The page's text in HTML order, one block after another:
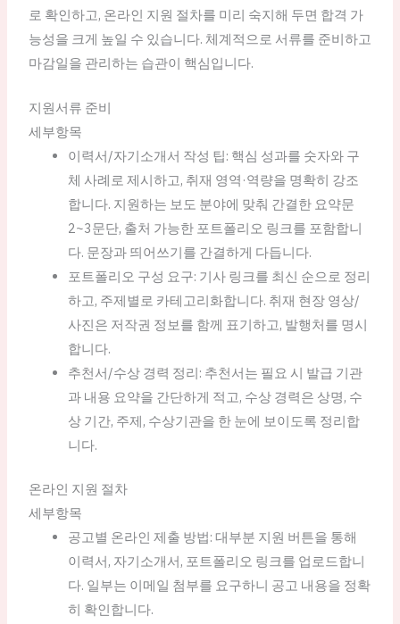
로 확인하고, 온라인 지원 절차를 미리 숙지해 두면 합격 가
능성을 크게 높일 수 있습니다. 체계적으로 서류를 준비하고
마감일을 관리하는 습관이 핵심입니다.
지원서류 준비
세부항목
이력서/자기소개서 작성 팁: 핵심 성과를 숫자와 구
체 사례로 제시하고, 취재 영역·역량을 명확히 강조
합니다. 지원하는 보도 분야에 맞춰 간결한 요약문
2~3문단, 출처 가능한 포트폴리오 링크를 포함합니
다. 문장과 띄어쓰기를 간결하게 다듭니다.
포트폴리오 구성 요구: 기사 링크를 최신 순으로 정리
하고, 주제별로 카테고리화합니다. 취재 현장 영상/
사진은 저작권 정보를 함께 표기하고, 발행처를 명시
합니다.
추천서/수상 경력 정리: 추천서는 필요 시 발급 기관
과 내용 요약을 간단하게 적고, 수상 경력은 상명, 수
상 기간, 주제, 수상기관을 한 눈에 보이도록 정리합
니다.
온라인 지원 절차
세부항목
공고별 온라인 제출 방법: 대부분 지원 버튼을 통해
이력서, 자기소개서, 포트폴리오 링크를 업로드합니
다. 일부는 이메일 첨부를 요구하니 공고 내용을 정확
히 확인합니다.